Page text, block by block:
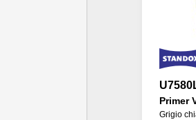
Primer
Grigio